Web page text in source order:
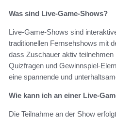
Was sind Live-Game-Shows?
Live-Game-Shows sind
traditionellen Fernsehshows mit
dass Zuschauer aktiv
Quizfragen und Gewinnspiel-
eine spannende und
Wie kann ich an einer Live-
Die Teilnahme an der Show